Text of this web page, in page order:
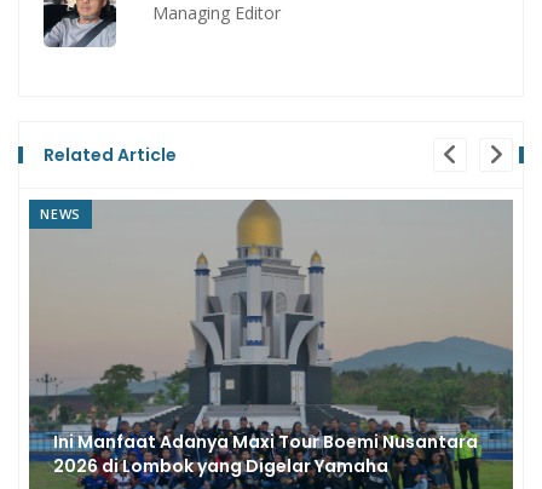
Managing Editor
Related Article
NEWS
Intip Keseruan Yamaha Classy Modifest 2026,
Wadah Ekspresi dan Tren Modifikasi Bandung